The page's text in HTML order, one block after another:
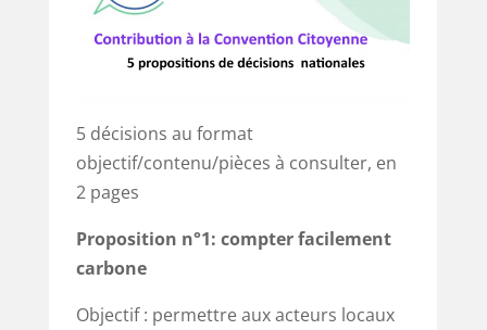
5 décisions au format
objectif/contenu/pièces à consulter, en
2 pages
Proposition n°1: compter facilement
carbone
Objectif : permettre aux acteurs locaux